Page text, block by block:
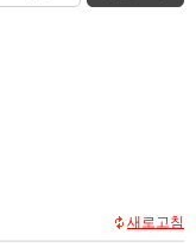
새로고침